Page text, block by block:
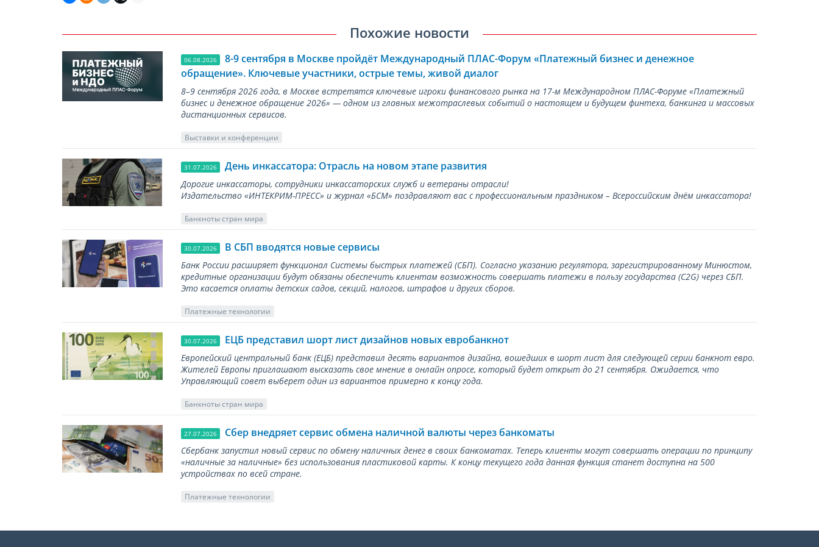
Похожие новости
06.08.2026
8-9 сентября в Москве пройдёт Международный ПЛАС-Форум «Платежный бизнес и денежное
обращение». Ключевые участники, острые темы, живой диалог
8–9 сентября 2026 года, в Москве встретятся ключевые игроки финансового рынка на 17-м Международном ПЛАС-Форуме «Платежный
бизнес и денежное обращение 2026» — одном из главных межотраслевых событий о настоящем и будущем финтеха, банкинга и массовых
дистанционных сервисов.
Выставки и конференции
31.07.2026 День инкассатора: Отрасль на новом этапе развития
Дорогие инкассаторы, сотрудники инкассаторских служб и ветераны отрасли!
Издательство «ИНТЕКРИМ-ПРЕСС» и журнал «БСМ» поздравляют вас с профессиональным праздником – Всероссийским днём инкассатора!
Банкноты стран мира
30.07.2026 В СБП вводятся новые сервисы
Банк России расширяет функционал Системы быстрых платежей (СБП). Согласно указанию регулятора, зарегистрированному Минюстом,
кредитные организации будут обязаны обеспечить клиентам возможность совершать платежи в пользу государства (С2G) через СБП.
Это касается оплаты детских садов, секций, налогов, штрафов и других сборов.
Платежные технологии
30.07.2026 ЕЦБ представил шорт лист дизайнов новых евробанкнот
Европейский центральный банк (ЕЦБ) представил десять вариантов дизайна, вошедших в шорт лист для следующей серии банкнот евро.
Жителей Европы приглашают высказать свое мнение в онлайн опросе, который будет открыт до 21 сентября. Ожидается, что
Управляющий совет выберет один из вариантов примерно к концу года.
Банкноты стран мира
27.07.2026 Сбер внедряет сервис обмена наличной валюты через банкоматы
Сбербанк запустил новый сервис по обмену наличных денег в своих банкоматах. Теперь клиенты могут совершать операции по принципу
«наличные за наличные» без использования пластиковой карты. К концу текущего года данная функция станет доступна на 500
устройствах по всей стране.
Платежные технологии